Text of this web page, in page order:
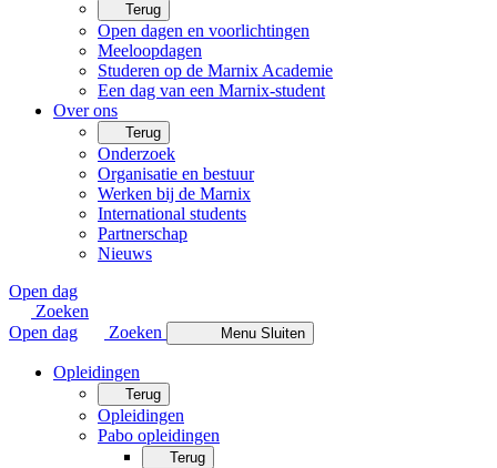
Terug
Open dagen en voorlichtingen
Meeloopdagen
Studeren op de Marnix Academie
Een dag van een Marnix-student
Over ons
Terug
Onderzoek
Organisatie en bestuur
Werken bij de Marnix
International students
Partnerschap
Nieuws
Open dag
Zoeken
Open dag
Zoeken Menu Sluiten
Opleidingen
Terug
Opleidingen
Pabo opleidingen
Terug